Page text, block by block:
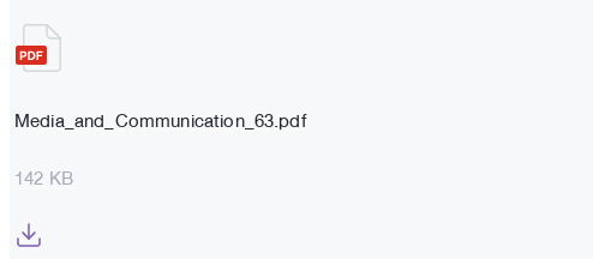
Media_and_Communication_63.pdf
142 KB